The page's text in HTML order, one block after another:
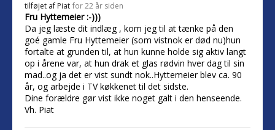
tilføjet af Piat for 22 år siden
Fru Hyttemeier :-)))
Da jeg læste dit indlæg , kom jeg til at tænke på den
goé gamle Fru Hyttemeier (som vistnok er død nu)hun
fortalte at grunden til, at hun kunne holde sig aktiv langt
op i årene var, at hun drak et glas rødvin hver dag til sin
mad..og ja det er vist sundt nok..Hyttemeier blev ca. 90
år, og arbejde i TV køkkenet til det sidste.
Dine forældre gør vist ikke noget galt i den henseende.
Vh. Piat